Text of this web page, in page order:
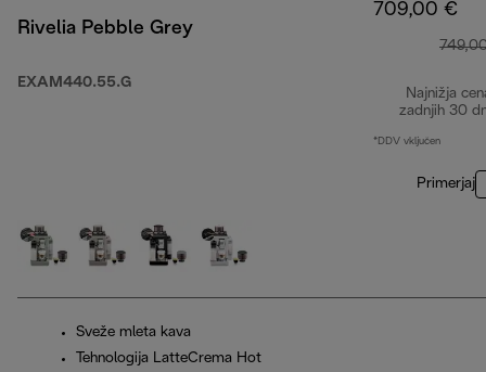
Rivelia Pebble Grey
EXAM440.55.G
709,00 €
Najnižja
zadnjih 30
*DDV vključen
Primerjaj
Sveže mleta kava
Tehnologija LatteCrema Hot